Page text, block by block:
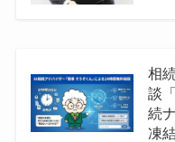
相
談
続
凍結